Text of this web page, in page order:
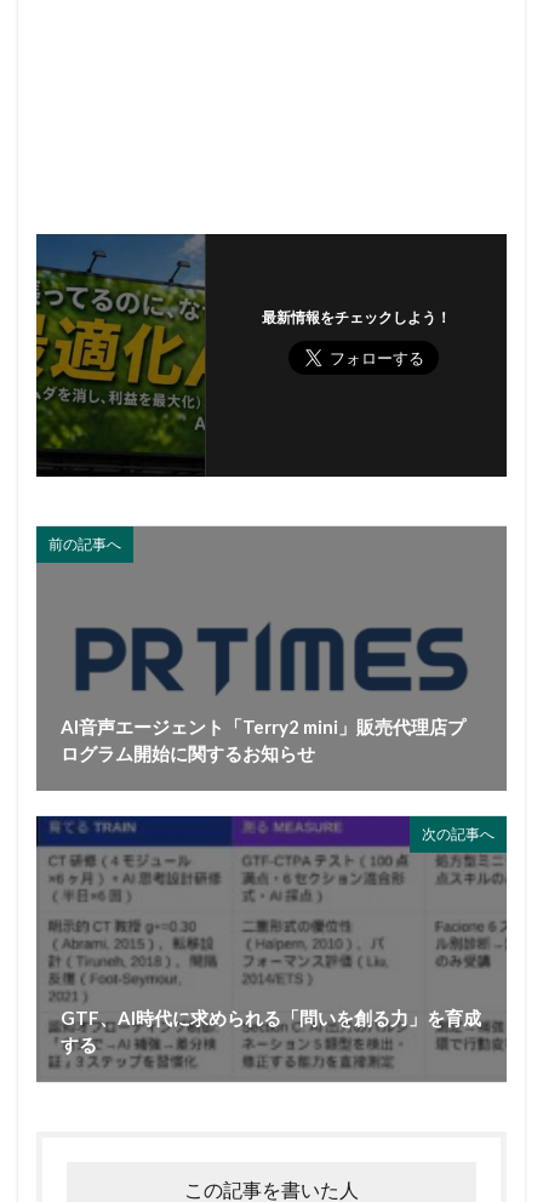
最新情報をチェックしよう！
前の記事へ
AI音声エージェント「Terry2 mini」販売代理店プ
ログラム開始に関するお知らせ
次の記事へ
GTF、AI時代に求められる「問いを創る力」を育成
する
この記事を書いた人